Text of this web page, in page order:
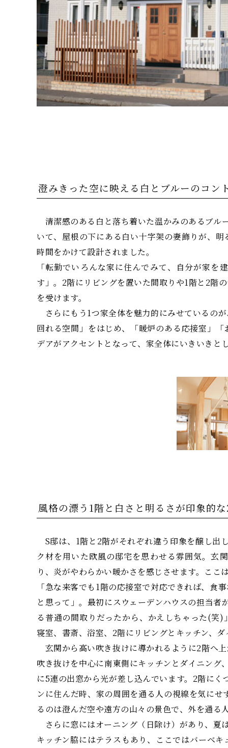
澄みきった空に映える白とブルーのコン
清潔感のある白と落ち着いた温かみのあるブル
いて、屋根の下にある白い十字架の妻飾りが、
時間をかけて設計されました。
「転勤でいろんな家に住んでみて、自分が家
す」。2階にリビングを置いた間取りや1階と2階
を受けます。
さらにもう1つ家全体を魅力的にみせているの
回れる空間」をはじめ、「暖炉のある応接室」
デアがアクセントとなって、家全体にいきいきと
風格の漂う1階と白さと明るさが印象的
S邸は、1階と2階がそれぞれ違う印象を醸し出
ク材を用いた欧風の邸宅を思わせる雰囲気。玄
り、炎がやわらかい暖かさを感じさせます。ここ
「急な来客でも1階の応接室で対応できれば、食
と思って」。最初にスウェーデンハウスの担当
る普通の間取りだったから、かえしちゃった(笑
寝室、書斎、浴室、2階にリビングとキッチン、
玄関から高い吹き抜けに導かれるように2階へ
吹き抜けを中心に南東側にキッチンとダイニン
に5連の出窓から光が差し込んでいます。2階に
ンに住んだ時、家の周囲を通る人の視線を気に
るのは澄んだ空や遠方の山々の景色で、外を通
さらに窓にはオーニング（日除け）があり、夏
キッチン脇にはテラスもあり、ここではバーベ